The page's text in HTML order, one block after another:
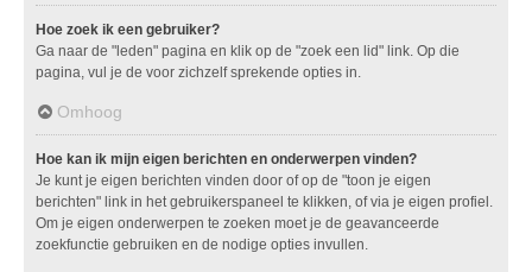
Hoe zoek ik een gebruiker?
Ga naar de "leden" pagina en klik op de "zoek een lid" link. Op die
pagina, vul je de voor zichzelf sprekende opties in.
Omhoog
Hoe kan ik mijn eigen berichten en onderwerpen vinden?
Je kunt je eigen berichten vinden door of op de "toon je eigen
berichten" link in het gebruikerspaneel te klikken, of via je eigen profiel.
Om je eigen onderwerpen te zoeken moet je de geavanceerde
zoekfunctie gebruiken en de nodige opties invullen.